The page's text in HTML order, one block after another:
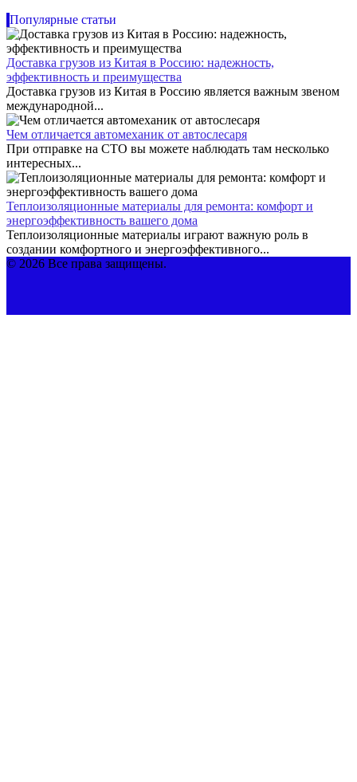
Популярные статьи
Доставка грузов из Китая в Россию: надежность,
эффективность и преимущества
Доставка грузов из Китая в Россию является важным звеном
международной...
Чем отличается автомеханик от автослесаря
При отправке на СТО вы можете наблюдать там несколько
интересных...
Теплоизоляционные материалы для ремонта: комфорт и
энергоэффективность вашего дома
Теплоизоляционные материалы играют важную роль в
создании комфортного и энергоэффективного...
© 2026 Все права защищены.